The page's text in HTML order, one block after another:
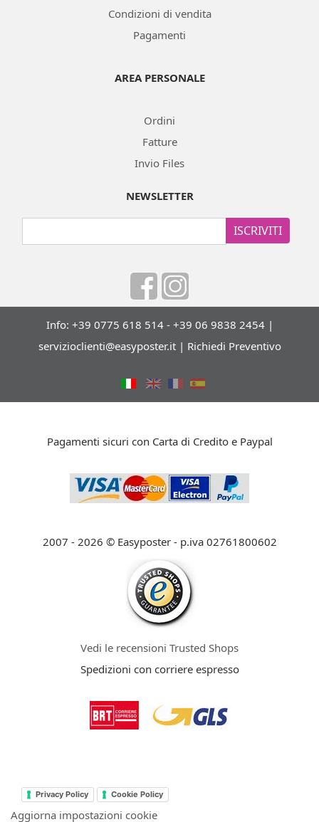
Condizioni di vendita
Pagamenti
AREA PERSONALE
Ordini
Fatture
Invio Files
NEWSLETTER
ISCRIVITI
Info: +39 0775 618 514 - +39 06 9838 2454 |
servizioclienti@easyposter.it| Richiedi Preventivo
Pagamenti sicuri con Carta di Credito e Paypal
2007 - 2026 © Easyposter - p.iva 02761800602
Vedi le recensioni Trusted Shops
Spedizioni con corriere espresso
Privacy Policy Cookie Policy
Aggiorna impostazioni cookie